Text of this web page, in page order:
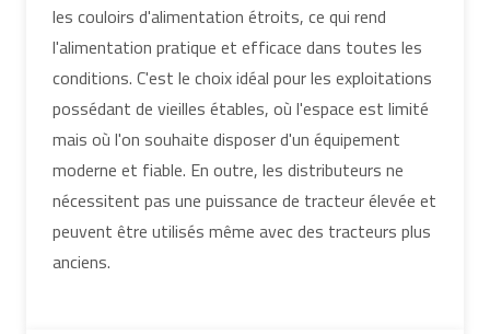
les couloirs d'alimentation étroits, ce qui rend
l'alimentation pratique et efficace dans toutes les
conditions. C'est le choix idéal pour les exploitations
possédant de vieilles étables, où l'espace est limité
mais où l'on souhaite disposer d'un équipement
moderne et fiable. En outre, les distributeurs ne
nécessitent pas une puissance de tracteur élevée et
peuvent être utilisés même avec des tracteurs plus
anciens.